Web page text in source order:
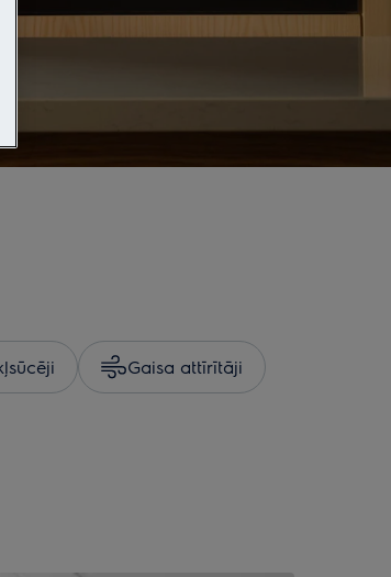
Gaisa attīrītāji